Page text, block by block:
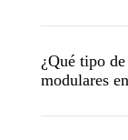
¿Qué tipo
modulares